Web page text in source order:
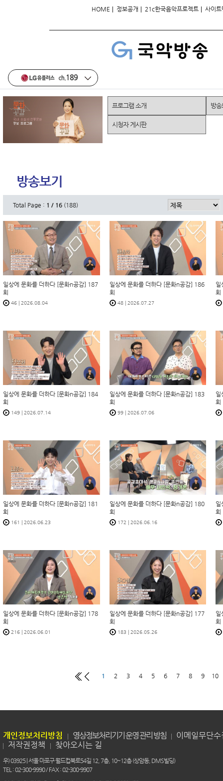
HOME | 정보공개 | 21c한국음악프로젝트 | 사이트
방송보기
Total Page : 1 / 16 (188)
일상에 문화를 더하다 [문화n공감] 187
회
46 |2026.08.04
일상에 문화를 더하다 [문화n공감] 186
회
48| 2026.07.27
일
회
일상에 문화를 더하다 [문화n공감] 184
회
149 |2026.07.14
일상에 문화를 더하다 [문화n공감] 183
회
99| 2026.07.06
일
회
일상에 문화를 더하다 [문화n공감] 181
회
161 |2026.06.23
일상에 문화를 더하다 [문화n공감] 180
회
172 2026.06.16
일
회
일상에 문화를 더하다 [문화n공감] 178
회
216 |2026.06.01
일상에 문화를 더하다 [문화n공감] 177
회
183 2026.05.26
일
회
1 2 3 4 5 6 7 8 9 10
프로그램 소개 방
시청자 게시판
개인정보처리방침 영상정보처리기기 운영 관리 방침
이메일무단
저작권정책
찾아오시는 길
우) 03925 | 서울 마포구 월드컵북로54길 12, 7층, 10~12층 (상암동, DMS빌딩)
TEL : 02-300-9990 / FAX : 02-300-9907